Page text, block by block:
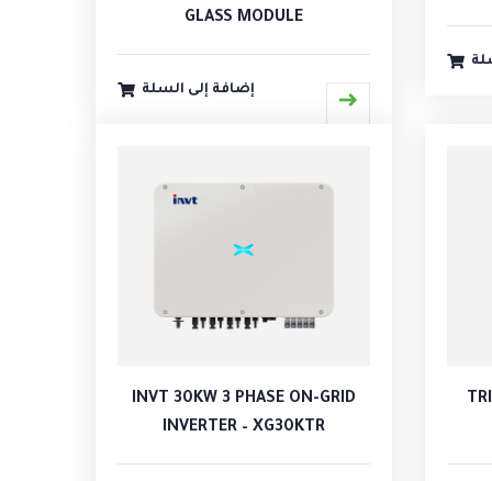
GLASS MODULE
إضافة إلى السلة
INVT 30KW 3 PHASE ON-GRID
INVERTER – XG30KTR